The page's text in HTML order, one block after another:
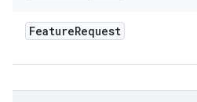
FeatureRequest